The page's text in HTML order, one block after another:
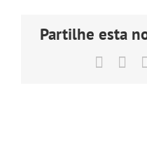
Partilhe esta